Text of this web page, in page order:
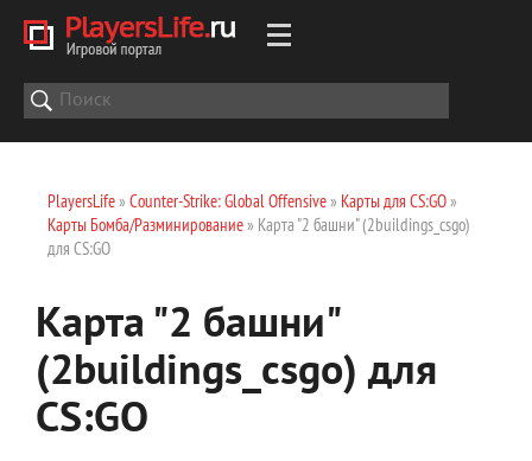
PlayersLife» Counter-Strike: Global Offensive» Карты для CS:GO»
Карты Бомба/Разминирование» Карта "2 башни" (2buildings_csgo)
для CS:GO
Карта "2 башни"
(2buildings_csgo) для
CS:GO